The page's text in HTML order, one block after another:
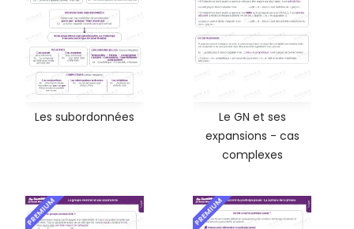
Les subordonnées
Le GN et ses
expansions - cas
complexes
PREMIUM PREMIUM